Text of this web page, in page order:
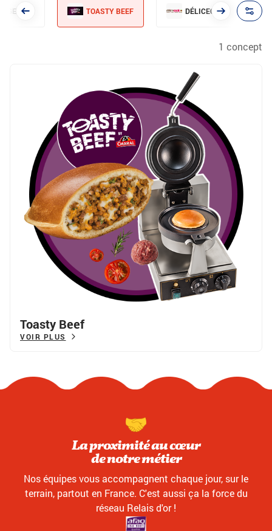
TOASTY BEEF DÉLICECOOK
1 concept
Toasty Beef
VOIR PLUS
La proximité au cœur
de notre métier
Nos équipes vous accompagnent chaque jour, sur le
terrain, partout en France. C'est aussi ça la force du
réseau Relais d'or !